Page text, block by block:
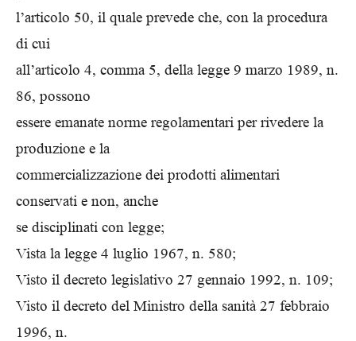
l’articolo 50, il quale prevede che, con la procedura
di cui
all’articolo 4, comma 5, della legge 9 marzo 1989, n.
86, possono
essere emanate norme regolamentari per rivedere la
produzione e la
commercializzazione dei prodotti alimentari
conservati e non, anche
se disciplinati con legge;
Vista la legge 4 luglio 1967, n. 580;
Visto il decreto legislativo 27 gennaio 1992, n. 109;
Visto il decreto del Ministro della sanità 27 febbraio
1996, n.